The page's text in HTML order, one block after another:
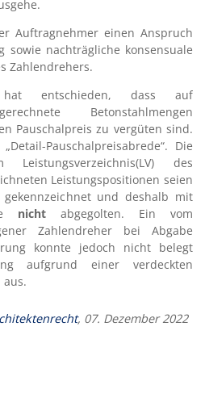
Auftragnehmer einen Anspruch
sowie nachträgliche konsensuale
Zahlendrehers.
entschieden, dass auf
Betonstahlmengen
Pauschalpreis zu vergüten sind.
Pauschalpreisabrede“. Die
des
Leistungspositionen seien
und deshalb mit
nicht abgegolten. Ein vom
Zahlendreher bei Abgabe
konnte jedoch nicht belegt
aufgrund einer verdeckten
, 07. Dezember 2022